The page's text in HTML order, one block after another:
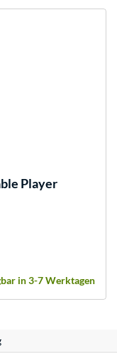
Player
in 3-7 Werktagen